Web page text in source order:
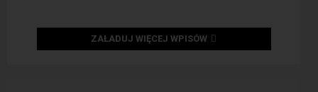
ZAŁADUJ WIĘCEJ WPISÓW